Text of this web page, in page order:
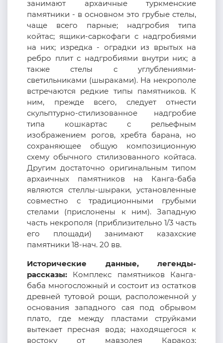
занимают архаичные туркменские
памятники - в основном это грубые стелы,
чаще всего парные; надгробия типа
койтас; ящики-саркофаги с надгробиями
на них; изредка - оградки из врытых на
ребро плит с надгробиями внутри них; а
также стелы с углублениями-
светильниками (шыраками). На некрополе
встречаются редкие типы памятников. К
ним, прежде всего, следует отнести
скульптурно-стилизованное надгробие
типа кошкартас с рельефным
изображением рогов, хребта барана, но
сохраняющее общую композиционную
схему обычного стилизованного койтаса.
Другим достаточно оригинальным типом
архаичных памятников на Канга-баба
являются стеллы-шыраки, установленные
совместно с традиционными грубыми
стелами (прислонены к ним). Западную
часть некрополя (приблизительно 1/3 часть
его площади) занимают казахские
памятники 18-нач. 20 вв.
Исторические данные, легенды-
рассказы: Комплекс памятников Канга-
баба многосложный и состоит из остатков
древней тутовой рощи, расположенной у
основания западного сая под обрывом
плато, где между пластами струйками
вытекает пресная вода; находящегося к
востоку от мавзолея Каракоз;